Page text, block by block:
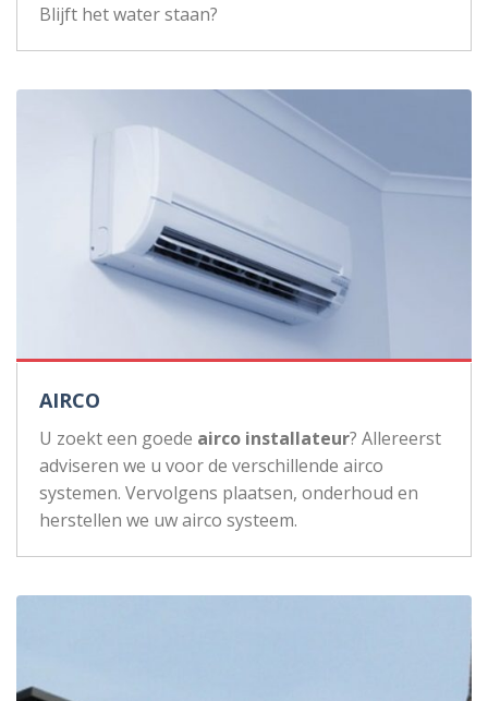
Blijft het water staan?
AIRCO
U zoekt een goede airco installateur? Allereerst
adviseren we u voor de verschillende airco
systemen. Vervolgens plaatsen, onderhoud en
herstellen we uw airco systeem.